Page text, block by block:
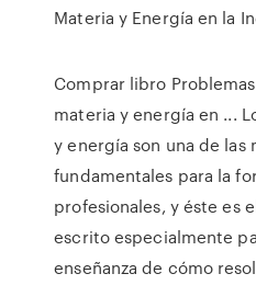
Materia y Energía en la
Comprar libro
materia y energía en ...
y energía son una de las
fundamentales para la
profesionales, y éste es
escrito especialmente
enseñanza de cómo